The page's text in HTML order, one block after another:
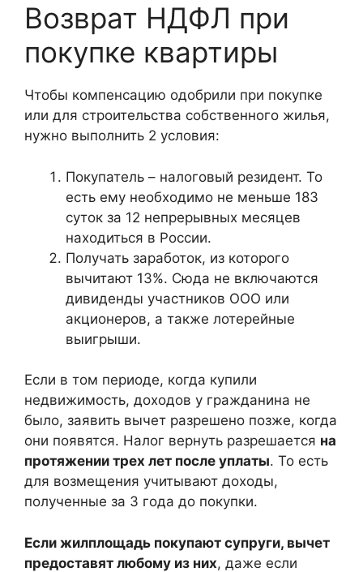
Возврат НДФЛ при
покупке квартиры
Чтобы компенсацию одобрили при покупке
или для строительства собственного жилья,
нужно выполнить 2 условия:
Покупатель – налоговый резидент. То
есть ему необходимо не меньше 183
суток за 12 непрерывных месяцев
находиться в России.
Получать заработок, из которого
вычитают 13%. Сюда не включаются
дивиденды участников ООО или
акционеров, а также лотерейные
выигрыши.
Если в том периоде, когда купили
недвижимость, доходов у гражданина не
было, заявить вычет разрешено позже, когда
они появятся. Налог вернуть разрешается на
протяжении трех лет после уплаты. То есть
для возмещения учитывают доходы,
полученные за 3 года до покупки.
Если жилплощадь покупают супруги, вычет
предоставят любому из них, даже если